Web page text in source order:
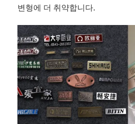
변형에 더 취약합니다.